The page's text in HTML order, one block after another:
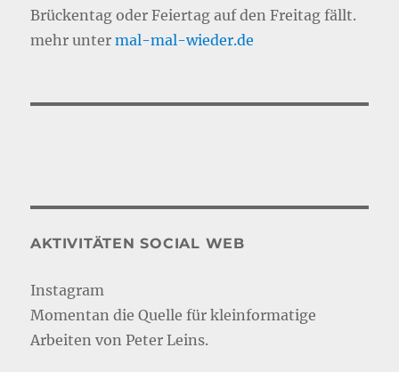
Brückentag oder Feiertag auf den Freitag fällt.
mehr untermal-mal-wieder.de
AKTIVITÄTEN SOCIAL WEB
Instagram
Momentan die Quelle für kleinformatige
Arbeiten von Peter Leins.